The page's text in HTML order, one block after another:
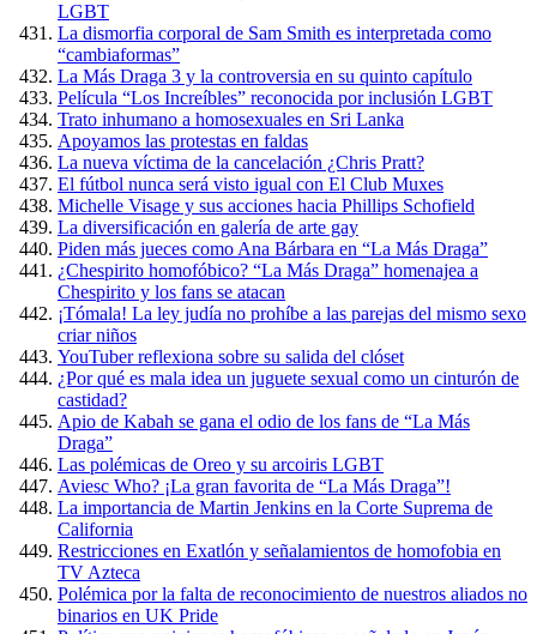
LGBT
La dismorfia corporal de Sam Smith es interpretada como
“cambiaformas”
La Más Draga 3 y la controversia en su quinto capítulo
Película “Los Increíbles” reconocida por inclusión LGBT
Trato inhumano a homosexuales en Sri Lanka
Apoyamos las protestas en faldas
La nueva víctima de la cancelación ¿Chris Pratt?
El fútbol nunca será visto igual con El Club Muxes
Michelle Visage y sus acciones hacia Phillips Schofield
La diversificación en galería de arte gay
Piden más jueces como Ana Bárbara en “La Más Draga”
¿Chespirito homofóbico? “La Más Draga” homenajea a
Chespirito y los fans se atacan
¡Tómala! La ley judía no prohíbe a las parejas del mismo sexo
criar niños
YouTuber reflexiona sobre su salida del clóset
¿Por qué es mala idea un juguete sexual como un cinturón de
castidad?
Apio de Kabah se gana el odio de los fans de “La Más
Draga”
Las polémicas de Oreo y su arcoiris LGBT
Aviesc Who? ¡La gran favorita de “La Más Draga”!
La importancia de Martin Jenkins en la Corte Suprema de
California
Restricciones en Exatlón y señalamientos de homofobia en
TV Azteca
Polémica por la falta de reconocimiento de nuestros aliados no
binarios en UK Pride